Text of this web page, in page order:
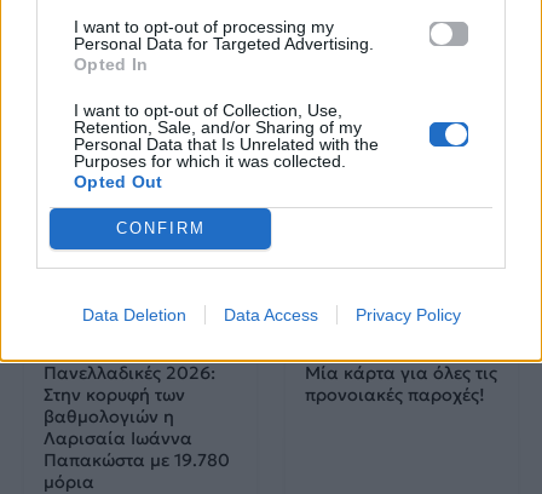
I want to opt-out of processing my
Personal Data for Targeted Advertising.
Opted In
I want to opt-out of Collection, Use,
Retention, Sale, and/or Sharing of my
Personal Data that Is Unrelated with the
Purposes for which it was collected.
Opted Out
CONFIRM
Data Deletion Data Access Privacy Policy
ακατάλληλες
04.07.2026
σκαρφάλωσε στο
Empire State Building
02.07.2026
News
Πανελλαδικές 2026:
Στην κορυφή των
βαθμολογιών η
Λαρισαία Ιωάννα
Παπακώστα με 19.780
μόρια
Corporate News
Μία κάρτα για όλες τις
προνοιακές παροχές!